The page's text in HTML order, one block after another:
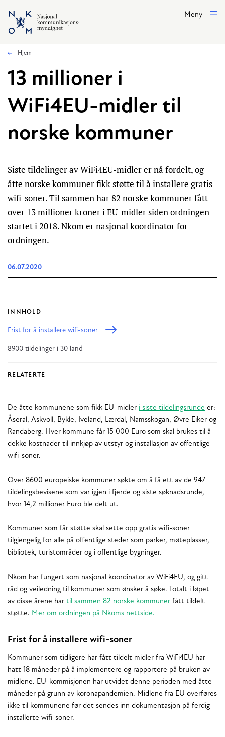
Hopp til hovedinnhold
Meny
Hjem
13 millioner i
WiFi4EU-midler til
norske kommuner
Siste tildelinger av WiFi4EU-midler er nå fordelt, og
åtte norske kommuner fikk støtte til å installere gratis
wifi-soner. Til sammen har 82 norske kommuner fått
over 13 millioner kroner i EU-midler siden ordningen
startet i 2018. Nkom er nasjonal koordinator for
ordningen.
06.07.2020
INNHOLD
Frist for å installere wifi-soner
8900 tildelinger i 30 land
RELATERTE
De åtte kommunene som fikk EU-midler i siste tildelingsrunde er:
Åseral, Askvoll, Bykle, Iveland, Lærdal, Namsskogan, Øvre Eiker og
Randaberg. Hver kommune får 15 000 Euro som skal brukes til å
dekke kostnader til innkjøp av utstyr og installasjon av offentlige
wifi-soner.
Over 8600 europeiske kommuner søkte om å få ett av de 947
tildelingsbevisene som var igjen i fjerde og siste søknadsrunde,
hvor 14,2 millioner Euro ble delt ut.
Kommuner som får støtte skal sette opp gratis wifi-soner
tilgjengelig for alle på offentlige steder som parker, møteplasser,
bibliotek, turistområder og i offentlige bygninger.
Nkom har fungert som nasjonal koordinator av WiFi4EU, og gitt
råd og veiledning til kommuner som ønsker å søke. Totalt i løpet
av disse årene har til sammen 82 norske kommuner fått tildelt
støtte. Mer om ordningen på Nkoms nettside.
Frist for å installere wifi-soner
Kommuner som tidligere har fått tildelt midler fra WiFi4EU har
hatt 18 måneder på å implementere og rapportere på bruken av
midlene. EU-kommisjonen har utvidet denne perioden med åtte
måneder på grunn av koronapandemien. Midlene fra EU overføres
ikke til kommunene før det sendes inn dokumentasjon på ferdig
installerte wifi-soner.